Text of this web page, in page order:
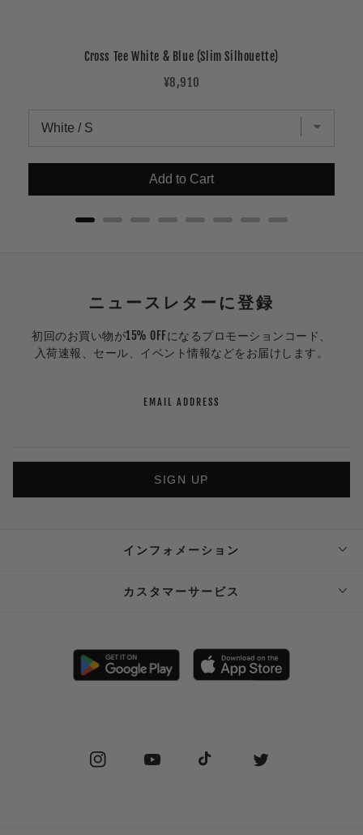
Cross Tee White & Blue (Slim Silhouette)
Price
¥8,910
Add to Cart
ニュースレターに登録
初回のお買い物が15% OFFになるプロモーションコード、
入荷速報、セール、イベント情報などをお届けします。
EMAIL ADDRESS
SIGN UP
インフォメーション
ABOUT SUPPLIER
STOCKIST
カスタマーサービス
SHIPPING
Instagram YouTube TikTok Twitter